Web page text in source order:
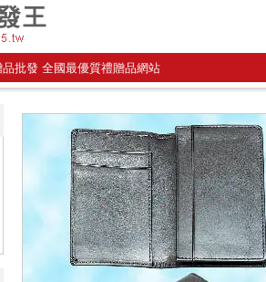
批發 全國最優質禮贈品網站